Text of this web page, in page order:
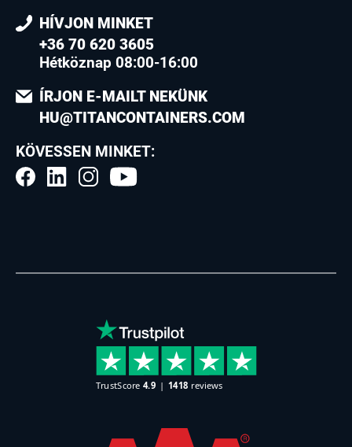
HÍVJON MINKET
+36 70 620 3605
Hétköznap 08:00-16:00
ÍRJON E-MAILT NEKÜNK
HU@TITANCONTAINERS.COM
KÖVESSEN MINKET: